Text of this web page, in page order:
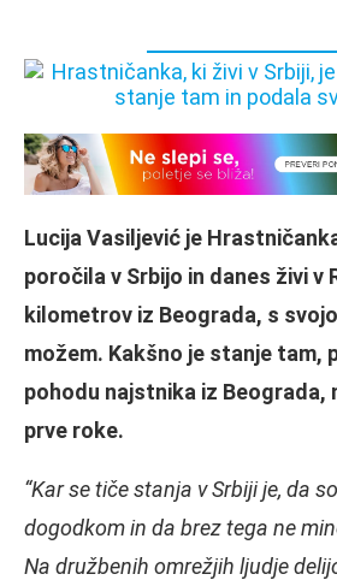
Lucija Vasiljević je
poročila v Srbijo in danes živi v
kilometrov iz Beograda, s
možem. Kakšno je stanje tam,
pohodu najstnika iz Beograda,
prve roke.
“Kar se tiče stanja v Srbiji je, da
dogodkom in da brez tega ne
Na družbenih omrežjih ljudje